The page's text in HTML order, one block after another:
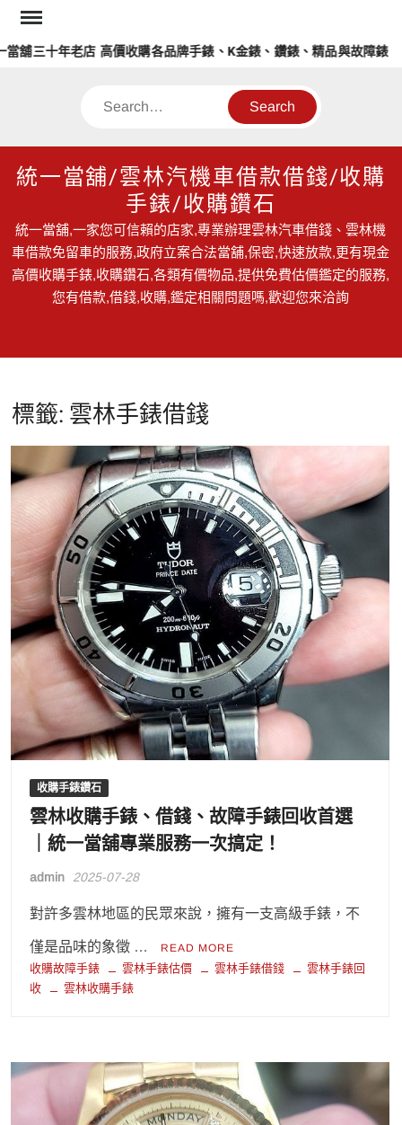
Skip
content
十年老店 高價收購各品牌手錶、K金錶、鑽錶、精品與故障錶
Search
統一當舖/雲林汽機車借款借錢/收購
手錶/收購鑽石
統一當舖,一家您可信賴的店家,專業辦理雲林汽車借錢、雲林機
車借款免留車的服務,政府立案合法當舖,保密,快速放款,更有現金
高價收購手錶,收購鑽石,各類有價物品,提供免費估價鑑定的服務,
您有借款,借錢,收購,鑑定相關問題嗎,歡迎您來洽詢
標籤: 雲林手錶借錢
收購手錶鑽石
雲林收購手錶、借錢、故障手錶回收首選
｜統一當舖專業服務一次搞定！
admin 2025-07-28
對許多雲林地區的民眾來說，擁有一支高級手錶，不
僅是品味的象徵 … READ MORE
收購故障手錶 雲林手錶估價 雲林手錶借錢
雲林手錶回
收
雲林收購手錶